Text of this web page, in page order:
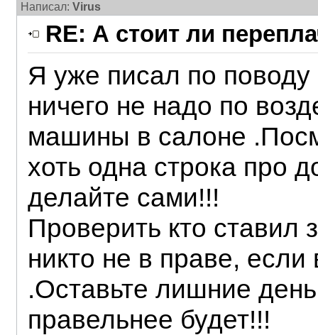
Написал: Virus
RE: А стоит ли
Я уже писал по поводу
ничего не надо по
машины в салоне
хоть одна строка про
делайте сами!!!
Проверить кто ставил
никто не в праве,
.Оставьте лишние
правельнее будет!!!